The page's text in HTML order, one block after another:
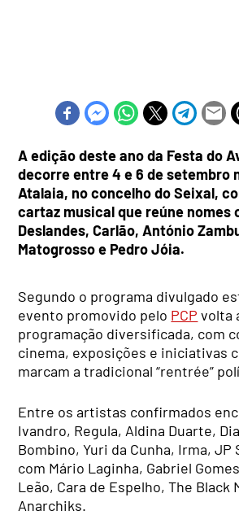
A edição deste ano da Festa do
decorre entre 4 e 6 de setembro
Atalaia, no concelho do Seixal,
cartaz musical que reúne nomes
Deslandes, Carlão, António
Matogrosso e Pedro Jóia.
Segundo o programa divulgado
evento promovido pelo PCP volta
programação diversificada, com
cinema, exposições e iniciativas
marcam a tradicional “rentrée”
Entre os artistas confirmados
Ivandro, Regula, Aldina Duarte,
Bombino, Yuri da Cunha, Irma, JP
com Mário Laginha, Gabriel
Leão, Cara de Espelho, The Black
Anarchiks.